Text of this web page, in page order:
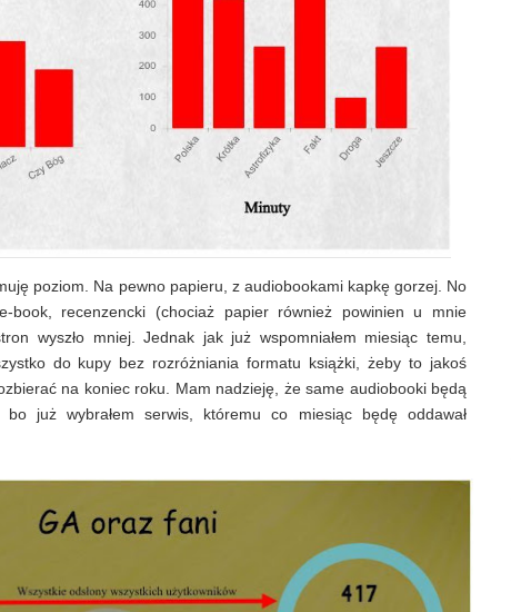
poziom. Na pewno papieru, z audiobookami kapkę gorzej. No
book, recenzencki (chociaż papier również powinien u mnie
wyszło mniej. Jednak jak już wspomniałem miesiąc temu,
do kupy bez rozróżniania formatu książki, żeby to jakoś
na koniec roku. Mam nadzieję, że same audiobooki będą
już wybrałem serwis, któremu co miesiąc będę oddawał